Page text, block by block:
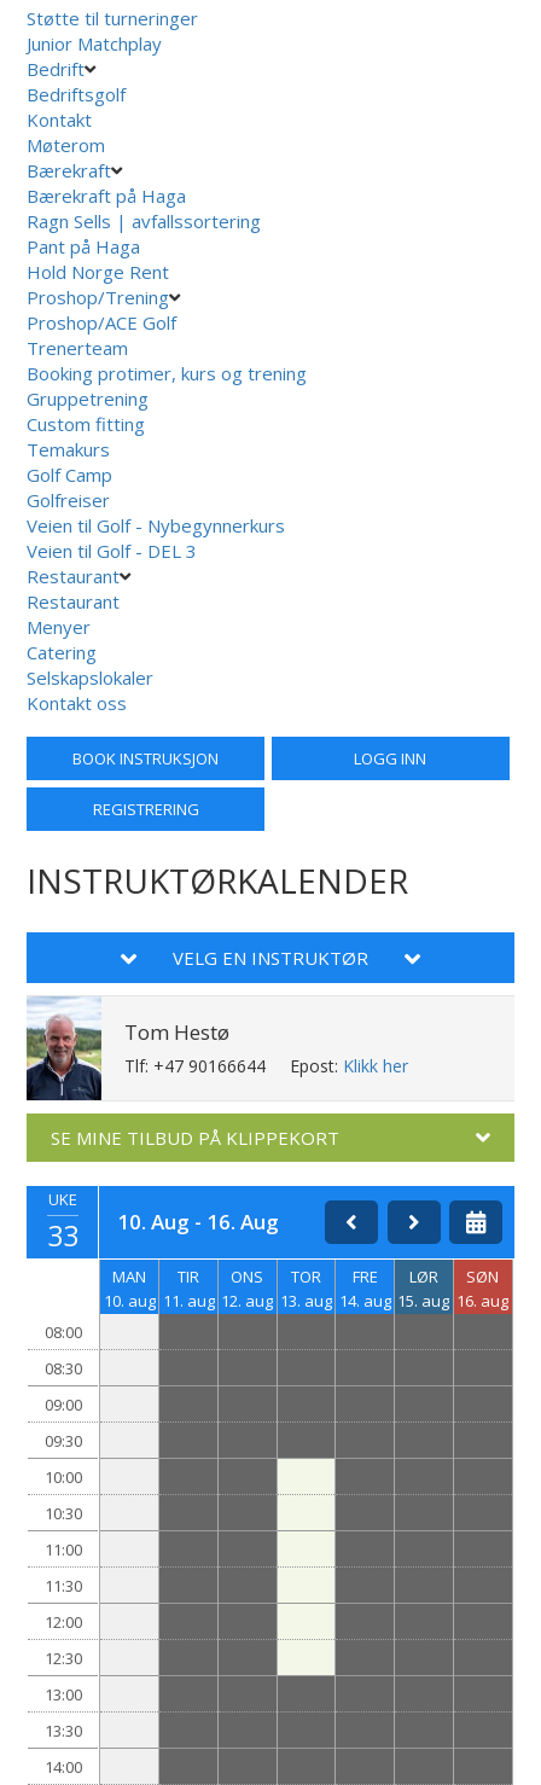
Støtte til turneringer
Junior Matchplay
Bedrift
Bedriftsgolf
Kontakt
Møterom
Bærekraft
Bærekraft på Haga
Ragn Sells | avfallssortering
Pant på Haga
Hold Norge Rent
Proshop/Trening
Proshop/ACE Golf
Trenerteam
Booking protimer, kurs og trening
Gruppetrening
Custom fitting
Temakurs
Golf Camp
Golfreiser
Veien til Golf - Nybegynnerkurs
Veien til Golf - DEL 3
Restaurant
Restaurant
Menyer
Catering
Selskapslokaler
Kontakt oss
BOOK INSTRUKSJON LOGG INN
REGISTRERING
INSTRUKTØRKALENDER
VELG EN INSTRUKTØR
Tom Hestø
Tlf: +47 90166644 Epost: Klikk her
SE MINE TILBUD PÅ KLIPPEKORT
UKE
33 10. Aug - 16. Aug
08:00
08:30
09:00
09:30
10:00
10:30
11:00
11:30
12:00
12:30
13:00
13:30
14:00
MAN
10. aug
TIR
11. aug
ONS
12. aug
TOR
13. aug
FRE
14. aug
LØR
15. aug
SØN
16. aug